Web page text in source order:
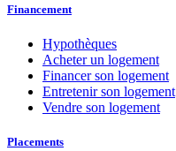
Financement
Hypothèques
Acheter un logement
Financer son logement
Entretenir son logement
Vendre son logement
Placements